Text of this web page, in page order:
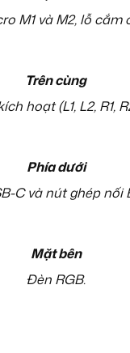
M1 và M2, lỗ cắm
Trên cùng
hoạt (L1, L2, R1,
Phía dưới
C và nút ghép nối
Mặt bên
Đèn RGB.